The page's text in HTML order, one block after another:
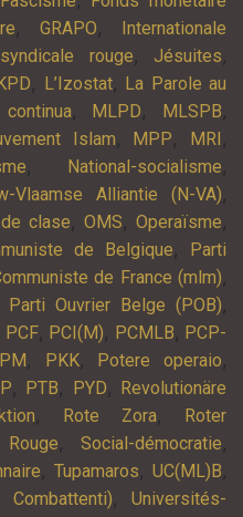
, GRAPO,
Internationale
rouge, Jésuites,
KPD, L’Izostat, La Parole au
, MLPD, MLSPB,
Islam, MPP, MRI ,
, National-socialisme,
Vlaamse Alliantie (N-VA),
clase,OMS,Operaïsme,
de Belgique,
Parti
de France (mlm),
Parti Ouvrier Belge (POB),
PCF, PCI(M), PCMLB, PCP-
, PKK, Potere operaio,
, PTB, PYD,
Revolutionäre
, Rote Zora,
Roter
, Social-démocratie,
, Tupamaros, UC(ML)B,
,Universités-